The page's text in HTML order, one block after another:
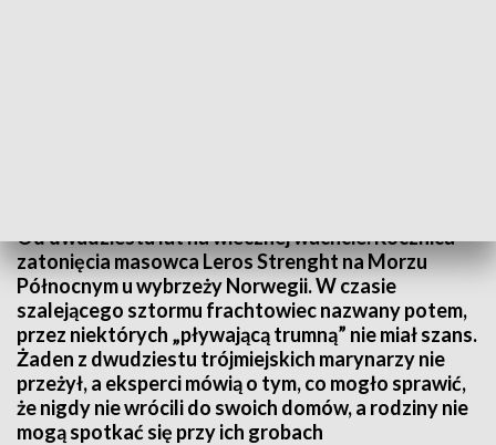
Od dwudziestu lat na wiecznej wachcie. Rocznica
zatonięcia masowca Leros Strenght na Morzu
Północnym u wybrzeży Norwegii. W czasie
szalejącego sztormu frachtowiec nazwany potem,
przez niektórych „pływającą trumną” nie miał szans.
Żaden z dwudziestu trójmiejskich marynarzy nie
przeżył, a eksperci mówią o tym, co mogło sprawić,
że nigdy nie wrócili do swoich domów, a rodziny nie
mogą spotkać się przy ich grobach